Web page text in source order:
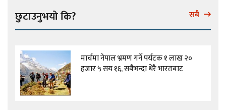
छुटाउनुभयो कि? सबै
मार्चमा नेपाल भ्रमण गर्ने पर्यटक १ लाख २०
हजार ५ सय १६, सबैभन्दा धेरै भारतबाट